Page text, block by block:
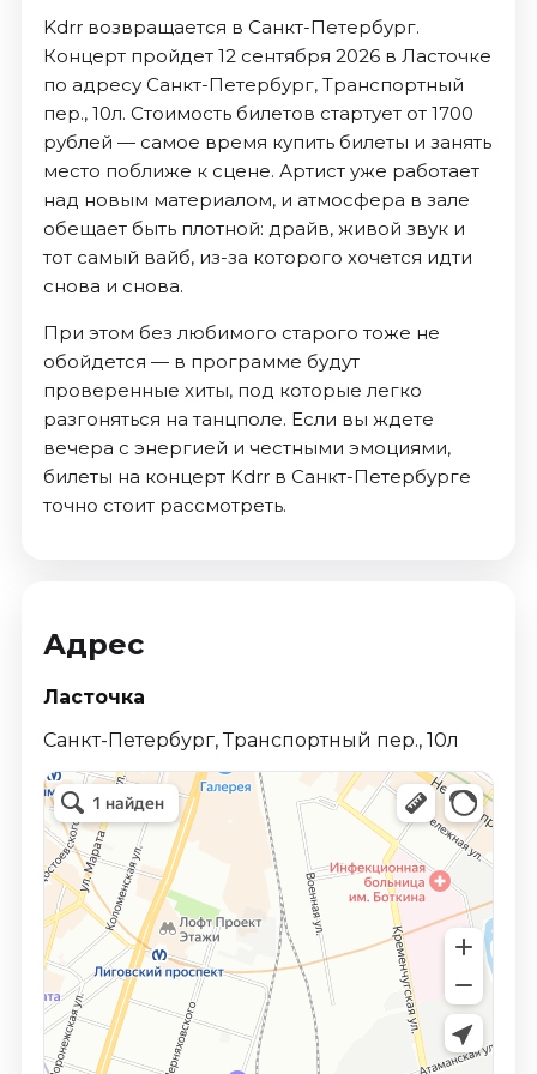
Kdrr возвращается в Санкт-Петербург.
Концерт пройдет 12 сентября 2026 в Ласточке
по адресу Санкт-Петербург, Транспортный
пер., 10л. Стоимость билетов стартует от 1700
рублей — самое время купить билеты и занять
место поближе к сцене. Артист уже работает
над новым материалом, и атмосфера в зале
обещает быть плотной: драйв, живой звук и
тот самый вайб, из-за которого хочется идти
снова и снова.
При этом без любимого старого тоже не
обойдется — в программе будут
проверенные хиты, под которые легко
разгоняться на танцполе. Если вы ждете
вечера с энергией и честными эмоциями,
билеты на концерт Kdrr в Санкт-Петербурге
точно стоит рассмотреть.
Адрес
Ласточка
Санкт-Петербург, Транспортный пер., 10л